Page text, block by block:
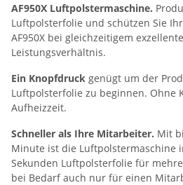
AF950X Luftpolstermaschine.
Luftpolsterfolie und schützen Sie
AF950X bei gleichzeitigem
Leistungsverhältnis.
Ein Knopfdruck genügt um der
Luftpolsterfolie zu beginnen. Ohne
Aufheizzeit.
Schneller als Ihre Mitarbeiter. Mit
Minute ist die Luftpolstermaschine
Sekunden Luftpolsterfolie für
bei Bedarf auch nur für einen